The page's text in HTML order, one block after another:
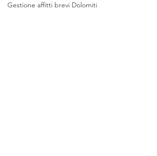
Gestione affitti brevi Dolomiti